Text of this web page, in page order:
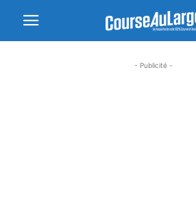
- Publicité -